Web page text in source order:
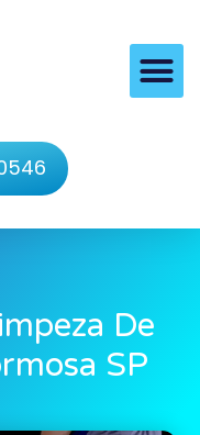
De
SP